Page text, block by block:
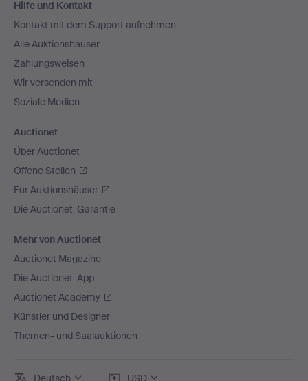
Navigation
Hilfe und Kontakt
Kontakt mit dem Support aufnehmen
Alle Auktionshäuser
Zahlungsweisen
Wir versenden mit
Soziale Medien
Auctionet
Über Auctionet
Offene Stellen
Für Auktionshäuser
Die Auctionet-Garantie
Mehr von Auctionet
Auctionet Magazine
Die Auctionet-App
Auctionet Academy
Künstler und Designer
Themen- und Saalauktionen
Deutsch USD